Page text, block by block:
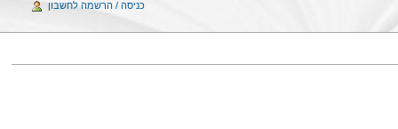
כניסה / הרשמה לחשבון